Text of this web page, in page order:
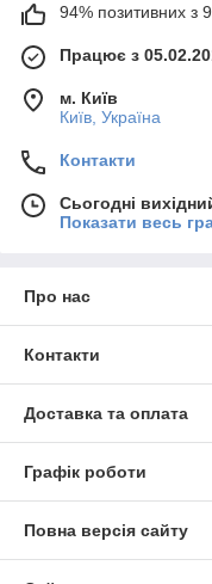
94% позитивних з
Працює з
м. Київ
Київ, Україна
Контакти
Сьогодні
Показати весь
Про нас
Контакти
Доставка та оплата
Графік роботи
Повна версія сайту